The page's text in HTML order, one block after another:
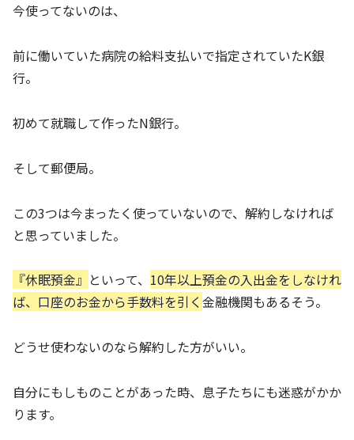
今使ってないのは、
前に働いていた病院の給料支払いで指定されていたK銀
行。
初めて就職して作ったN銀行。
そして郵便局。
この3つは今まったく使っていないので、解約しなければ
と思っていました。
『休眠預金』 といって、 10年以上預金の入出金をしなけれ
ば、口座のお金から手数料を引く金融機関もあるそう。
どうせ使わないのなら解約した方がいい。
自分にもしものことがあった時、息子たちにも迷惑がかか
ります。